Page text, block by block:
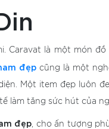
Caravat là một món
đẹpcũng là một
Một item đẹp luôn
làm tăng sức hút của
đẹp, cho ấn tượng